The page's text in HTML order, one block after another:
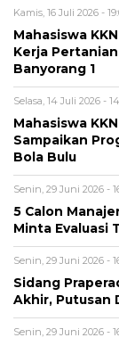
Kamis, 16 Juli 2026 -
Mahasiswa
Kerja
Banyorang 1
Selasa, 14 Juli 2026 -
Mahasiswa
Sampaikan
Bola Bulu
Senin, 29 Juni 2026 -
5 Calon
Minta Evaluasi
Senin, 29 Juni 2026 -
Sidang
Akhir, Putusan
Senin, 29 Juni 2026 -